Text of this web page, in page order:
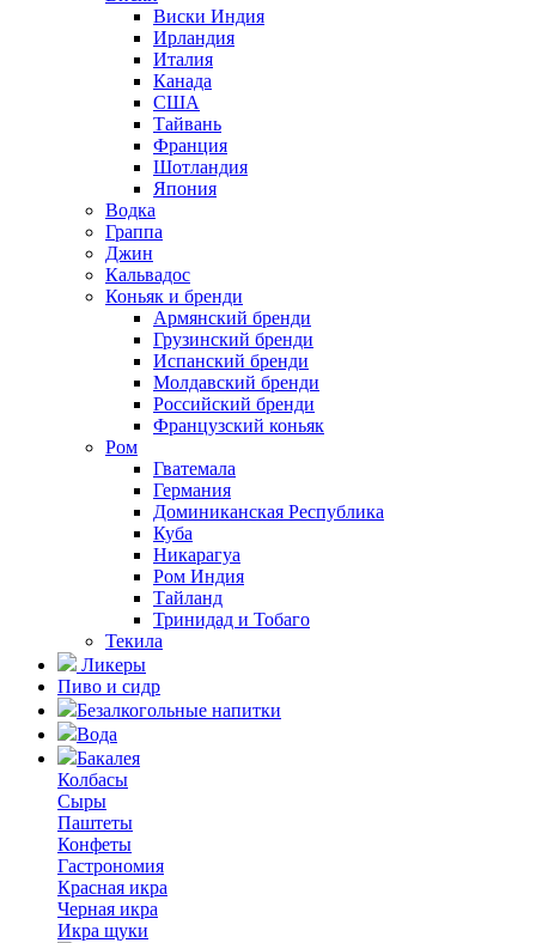
Виски Индия
Ирландия
Италия
Канада
США
Тайвань
Франция
Шотландия
Япония
Водка
Граппа
Джин
Кальвадос
Коньяк и бренди
Армянский бренди
Грузинский бренди
Испанский бренди
Молдавский бренди
Российский бренди
Французский коньяк
Ром
Гватемала
Германия
Доминиканская Республика
Куба
Никарагуа
Ром Индия
Тайланд
Тринидад и Тобаго
Текила
Ликеры
Пиво и сидр
Безалкогольные напитки
Вода
Бакалея
Колбасы
Сыры
Паштеты
Конфеты
Гастрономия
Красная икра
Черная икра
Икра щуки